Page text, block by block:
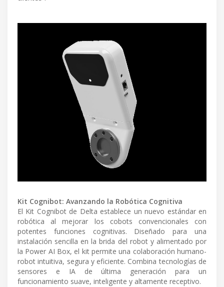
Kit Cognibot: Avanzando la Robótica Cognitiva
El Kit Cognibot de Delta establece un nuevo estándar en
robótica al mejorar los cobots convencionales con
potentes funciones cognitivas. Diseñado para una
instalación sencilla en la brida del robot y alimentado por
la Power AI Box, el kit permite una colaboración humano-
robot intuitiva, segura y eficiente. Combina tecnologías de
sensores e IA de última generación para un
funcionamiento suave, inteligente y altamente receptivo.